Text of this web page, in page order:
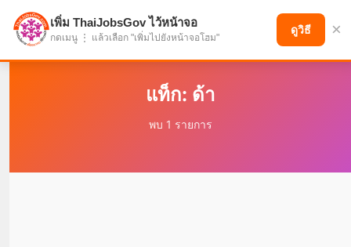
แบ่งปันโอกาส เพื่ออนาคตที่ก้าวหน้า
แท็ก: ด้า
พบ 1 รายการ
เพิ่ม ThaiJobsGov ไว้หน้าจอ
กดเมนู ⋮ แล้วเลือก "เพิ่มไปยังหน้าจอโฮม"
ดูวิธี ×